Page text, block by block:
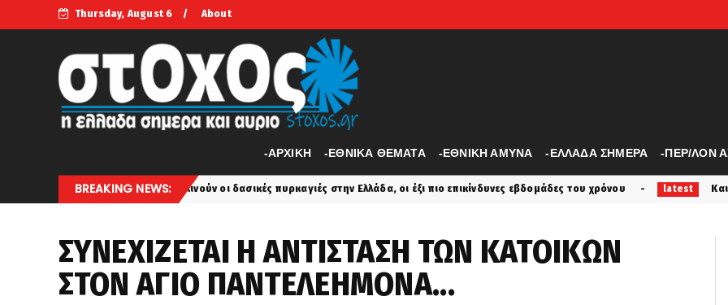
Thursday, August 6 About
-APXIKH -ΕΘΝΙΚΑ ΘΕΜΑΤΑ -ΕΘΝΙΚΗ ΑΜΥΝΑ -ΕΛΛΑΔΑ ΣΗΜΕΡΑ -ΠΕΡ/ΛΟΝ
BREAKING NEWS:
Πότε ξεκινούν οι δασικές πυρκαγιές στην Ελλάδα, οι έξι πιο επικίνδυνες εβδομάδες του χρόνου latest Και τις ταυρομαχίες
ΣΥΝΕΧΙΖΕΤΑΙ Η ΑΝΤΙΣΤΑΣΗ ΤΩΝ ΚΑΤΟΙΚΩΝ
ΣΤΟΝ ΑΓΙΟ ΠΑΝΤΕΛΕΗΜΟΝΑ...